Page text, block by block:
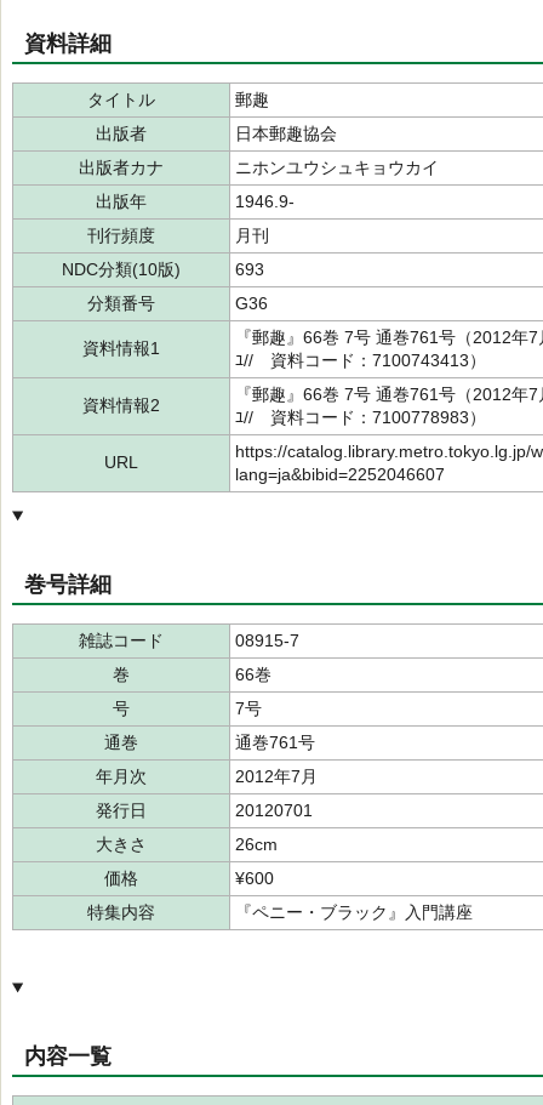
資料詳細
タイトル
郵趣
出版者
日本郵趣協会
出版者カナ
ニホンユウシュキョウカイ
出版年
1946.9-
刊行頻度
月刊
NDC分類(10版)
693
分類番号
G36
資料情報1
『郵趣』66巻 7号 通巻761号（2012
ﾕ// 資料コード：7100743413）
資料情報2
『郵趣』66巻 7号 通巻761号（2012
ﾕ// 資料コード：7100778983）
URL
https://catalog.library.metro.tokyo.lg.jp/
lang=ja&bibid=2252046607
巻号詳細
雑誌コード
08915-7
巻
66巻
号
7号
通巻
通巻761号
年月次
2012年7月
発行日
20120701
大きさ
26cm
価格
¥600
特集内容
『ペニー・ブラック』入門講座
内容一覧